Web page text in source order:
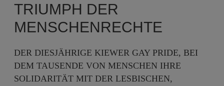
TRIUMPH DER
MENSCHENRECHTE
DER DIESJÄHRIGE KIEWER GAY PRIDE, BEI
DEM TAUSENDE VON MENSCHEN IHRE
SOLIDARITÄT MIT DER LESBISCHEN,